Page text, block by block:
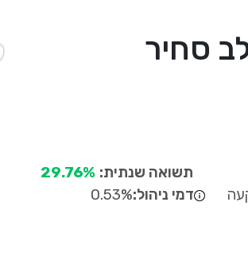
סחיר
תשואה שנתית: 29.76%
דמי ניהול:0.53%